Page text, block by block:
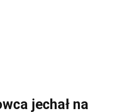
jechał na